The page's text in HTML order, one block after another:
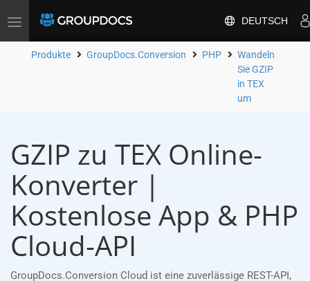
Toggle
DEUTSCH
Produkte GroupDocs.Conversion PHP
Wandeln
Sie GZIP
in TEX
um
GZIP zu TEX Online-
Konverter |
Kostenlose App & PHP
Cloud-API
GroupDocs.Conversion Cloud ist eine zuverlässige REST-API,